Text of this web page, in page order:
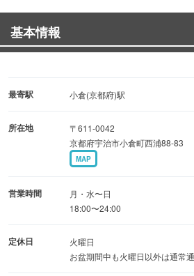
基本情報
最寄駅 小倉(京都府)駅
所在地
〒611-0042
京都府宇治市小倉町西浦88-83
MAP
営業時間
月・水〜日
18:00〜24:00
定休日
火曜日
お盆期間中も火曜日以外は通常